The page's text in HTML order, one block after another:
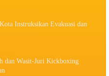
Instruksikan Evakuasi dan
dan Wasit-Juri Kickboxing